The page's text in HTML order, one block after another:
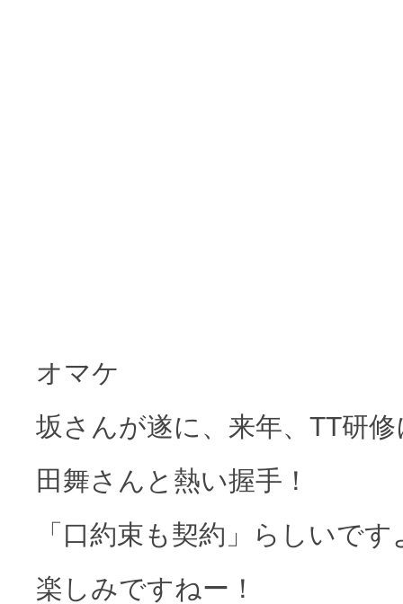
オマケ
坂さんが遂に、来年、TT研
田舞さんと熱い握手！
「口約束も契約」らしいです
楽しみですねー！